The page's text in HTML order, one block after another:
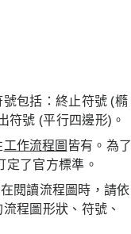
包括：終止符號 (橢
符號 (平行四邊形)。
工作流程圖 皆有。為了
了官方標準。
閱讀流程圖時，請依
程圖形狀、符號、